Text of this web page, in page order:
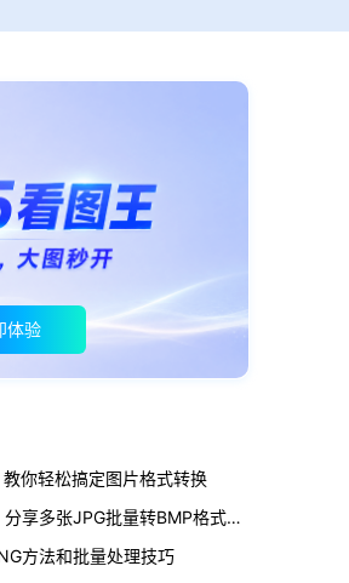
体验
你轻松搞定图片格式转换
电脑上怎么把图片转BMP？分享多张JPG批量转BMP格式的无损转换技巧
方法和批量处理技巧